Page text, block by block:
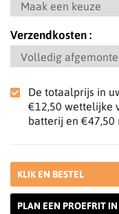
Verzendkosten
De totaalprijs in
€12,50 wettelijke
batterij en €47,50
KLIK EN BESTEL
PLAN EEN PROEFRIT IN